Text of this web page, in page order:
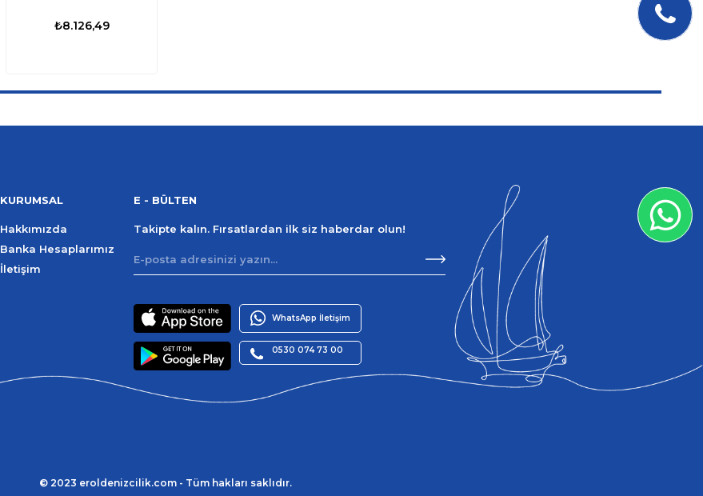
₺8.126,49
KURUMSAL
Hakkımızda
Banka Hesaplarımız
İletişim
E - BÜLTEN
Takipte kalın. Fırsatlardan ilk siz haberdar olun!
WhatsApp İletişim
0530 074 73 00
© 2023 eroldenizcilik.com - Tüm hakları saklıdır.